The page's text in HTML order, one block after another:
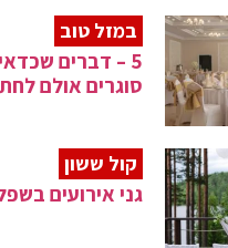
במזל טוב
5 – דברים
סוגרים אולם
קול ששון
גני אירועים